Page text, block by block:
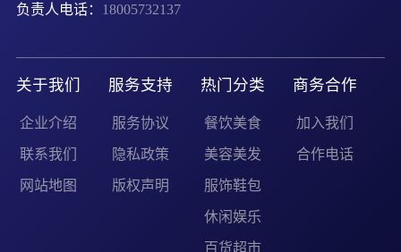
负责人电话： 18005732137
关于我们
企业介绍
联系我们
网站地图
服务支持
服务协议
隐私政策
版权声明
热门分类
餐饮美食
美容美发
服饰鞋包
休闲娱乐
百货超市
商务合作
加入我们
合作电话